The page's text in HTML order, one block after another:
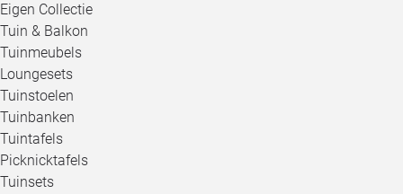
Eigen Collectie
Tuin & Balkon
Tuinmeubels
Loungesets
Tuinstoelen
Tuinbanken
Tuintafels
Picknicktafels
Tuinsets